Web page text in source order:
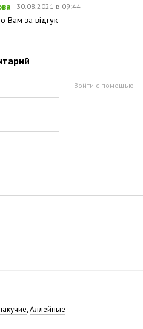
30.08.2021 в 09:44
Вам за відгук
Войти с помощью
,Аллейные